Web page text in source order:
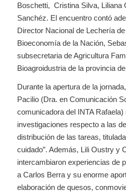
Boschetti, Cristina Silva, Liliana
Sanchéz. El encuentro contó
Director Nacional de Lechería
Bioeconomía de la Nación,
subsecretaria de Agricultura
Bioagroidustria de la provincia
Durante la apertura de la
Pacilio (Dra. en Comunicación
comunicadora del INTA Rafaela)
investigaciones respecto a las
distribución de las tareas, titulada
cuidado”. Además, Lili Oustry y
intercambiaron experiencias de
a Carlos Berra y su enorme
elaboración de quesos,